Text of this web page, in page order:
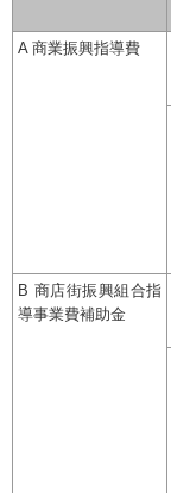
A 商業振興指導費
B 商店街振興組合指
導事業費補助金